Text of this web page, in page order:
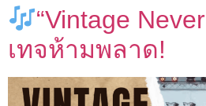
“Vintage
เทจห้ามพลาด!